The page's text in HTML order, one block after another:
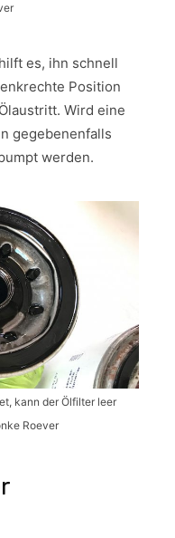
es, ihn schnell
Position
Wird eine
gegebenenfalls
werden.
kann der Ölfilter leer
Roever